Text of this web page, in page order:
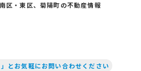
区・東区、菊陽町の不動産情報
」とお気軽にお問い合わせください